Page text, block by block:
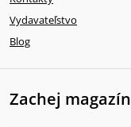
Vydavateľstvo
Blog
Zachej magazín